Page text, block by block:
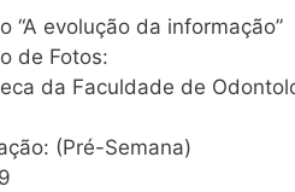
“A evolução da informação”
de Fotos:
da Faculdade de
(Pré-Semana)